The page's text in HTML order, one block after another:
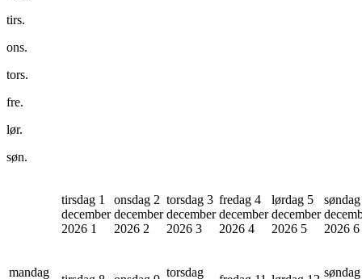
tirs.
ons.
tors.
fre.
lør.
søn.
tirsdag 1
december
2026 1
onsdag 2
december
2026 2
torsdag 3
december
2026 3
fredag 4
december
2026 4
lørdag 5
december
2026 5
2026 6
mandag torsdag søndag